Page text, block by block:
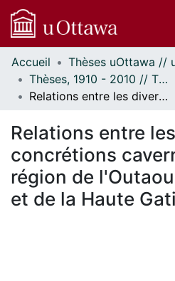
Communautés
et collections
Parcourir
À propos
Accueil
Thèses, 1910 - 2010 // Theses, 1910 - 2010
Relations entre les diverses concrétions cavernicoles dans la région de l'Outaouais québécois et de la Haute Gatineau.
Relations entre
concrétions
région de
et de la Haute